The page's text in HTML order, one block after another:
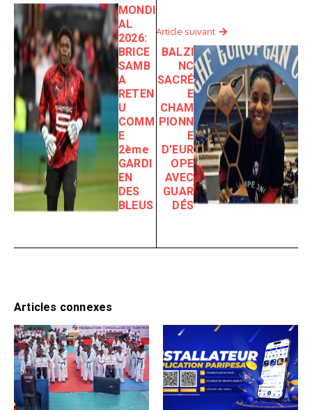
MONDI
AL
2026:
BRICE
SAMB
A
RETEN
U
COMM
E
2ème
GARDI
EN
DES
BLEUS
Article suivant
BALZI
NC
SACRÉ
E
CHAM
PIONN
E
D’EUR
OPE
AVEC
GUAR
DÉS
Articles connexes